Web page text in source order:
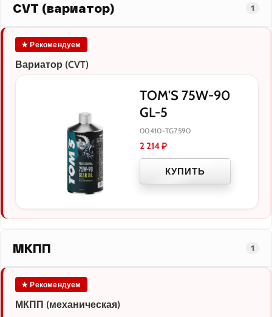
CVT (вариатор) 1
★ Рекомендуем
Вариатор (CVT)
TOM'S 75W-90
GL-5
00410-TG7590
2 214₽
КУПИТЬ
МКПП 1
★ Рекомендуем
МКПП (механическая)